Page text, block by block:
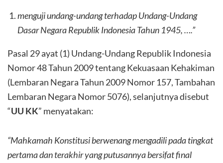
menguji undang-undang terhadap Undang-Undang
Dasar Negara Republik Indonesia Tahun 1945, ….”
Pasal 29 ayat (1) Undang-Undang Republik Indonesia
Nomor 48 Tahun 2009 tentang Kekuasaan Kehakiman
(Lembaran Negara Tahun 2009 Nomor 157, Tambahan
Lembaran Negara Nomor 5076), selanjutnya disebut
“UU KK” menyatakan:
“Mahkamah Konstitusi berwenang mengadili pada tingkat
pertama dan terakhir yang putusannya bersifat final